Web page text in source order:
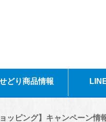
どり商品情報
ッピング】キャンペーン情